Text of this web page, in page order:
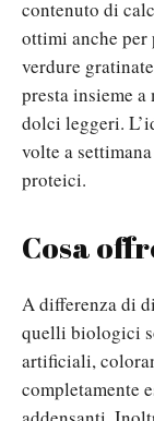
contenuto di
ottimi anche per
verdure
presta insieme
dolci leggeri.
volte a
proteici.
Cosa
A differenza di
quelli biologici
artificiali,
completamente